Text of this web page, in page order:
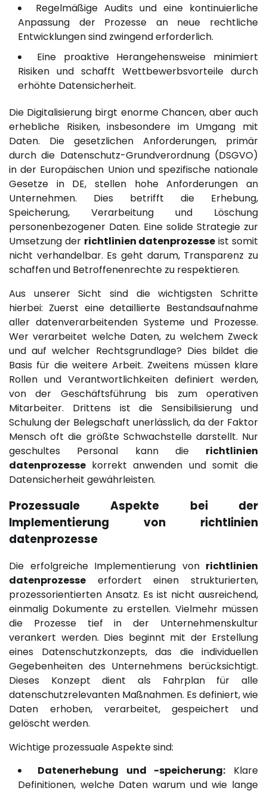
Regelmäßige Audits und eine kontinuierliche
Anpassung der Prozesse an neue rechtliche
Entwicklungen sind zwingend erforderlich.
Eine proaktive Herangehensweise minimiert
Risiken und schafft Wettbewerbsvorteile durch
erhöhte Datensicherheit.
Die Digitalisierung birgt enorme Chancen, aber auch
erhebliche Risiken, insbesondere im Umgang mit
Daten. Die gesetzlichen Anforderungen, primär
durch die Datenschutz-Grundverordnung (DSGVO)
in der Europäischen Union und spezifische nationale
Gesetze in DE, stellen hohe Anforderungen an
Unternehmen. Dies betrifft die Erhebung,
Speicherung, Verarbeitung und Löschung
personenbezogener Daten. Eine solide Strategie zur
Umsetzung der richtlinien datenprozesse ist somit
nicht verhandelbar. Es geht darum, Transparenz zu
schaffen und Betroffenenrechte zu respektieren.
Aus unserer Sicht sind die wichtigsten Schritte
hierbei: Zuerst eine detaillierte Bestandsaufnahme
aller datenverarbeitenden Systeme und Prozesse.
Wer verarbeitet welche Daten, zu welchem Zweck
und auf welcher Rechtsgrundlage? Dies bildet die
Basis für die weitere Arbeit. Zweitens müssen klare
Rollen und Verantwortlichkeiten definiert werden,
von der Geschäftsführung bis zum operativen
Mitarbeiter. Drittens ist die Sensibilisierung und
Schulung der Belegschaft unerlässlich, da der Faktor
Mensch oft die größte Schwachstelle darstellt. Nur
geschultes Personal kann die richtlinien
datenprozesse korrekt anwenden und somit die
Datensicherheit gewährleisten.
Prozessuale Aspekte bei der
Implementierung von richtlinien
datenprozesse
Die erfolgreiche Implementierung von richtlinien
datenprozesse erfordert einen strukturierten,
prozessorientierten Ansatz. Es ist nicht ausreichend,
einmalig Dokumente zu erstellen. Vielmehr müssen
die Prozesse tief in der Unternehmenskultur
verankert werden. Dies beginnt mit der Erstellung
eines Datenschutzkonzepts, das die individuellen
Gegebenheiten des Unternehmens berücksichtigt.
Dieses Konzept dient als Fahrplan für alle
datenschutzrelevanten Maßnahmen. Es definiert, wie
Daten erhoben, verarbeitet, gespeichert und
gelöscht werden.
Wichtige prozessuale Aspekte sind:
Datenerhebung und -speicherung: Klare
Definitionen, welche Daten warum und wie lange